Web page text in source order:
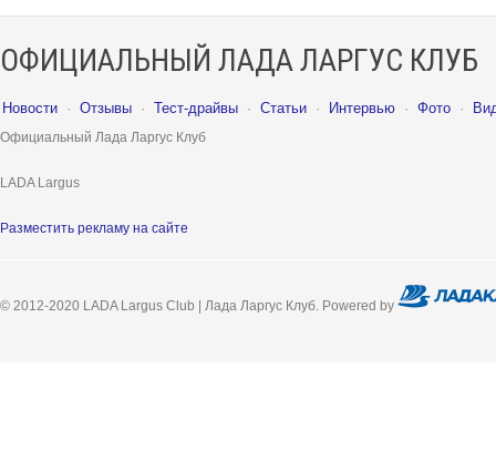
ОФИЦИАЛЬНЫЙ ЛАДА ЛАРГУС КЛУБ
Новости · Отзывы · Тест-драйвы · Статьи · Интервью · Фото ·
Официальный Лада Ларгус Клуб
LADA Largus
Разместить рекламу на сайте
© 2012-2020 LADA Largus Club | Лада Ларгус Клуб. Powered by